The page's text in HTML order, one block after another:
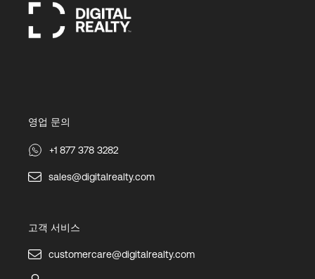
영업 문의
+1 877 378 3282
sales@digitalrealty.com
고객 서비스
customercare@digitalrealty.com